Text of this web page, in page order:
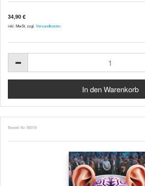
34,90 €
inkl. MwSt. zzgl. Versandkosten
Bestell-Nr. 59319